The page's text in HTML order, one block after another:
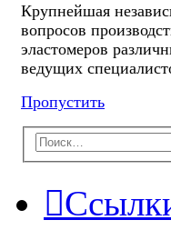
Крупнейшая
вопросов
эластомеров
ведущих
Пропустить